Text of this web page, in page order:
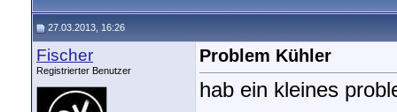
27.03.2013, 16:26
Fischer
Registrierter Benutzer
Problem Kühler
hab ein kleines